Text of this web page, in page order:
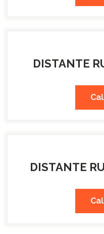
DISTANTE
DISTANTE